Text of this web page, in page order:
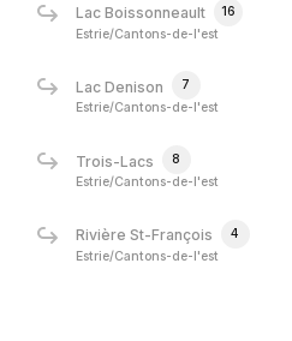
Lac Boissonneault
16
Estrie/Cantons-de-l'est
Lac Denison
7
Estrie/Cantons-de-l'est
Trois-Lacs
8
Estrie/Cantons-de-l'est
Rivière St-François
4
Estrie/Cantons-de-l'est